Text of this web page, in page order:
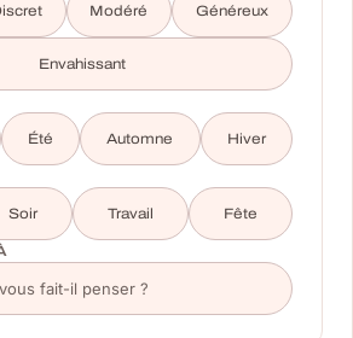
Modéré Généreux
Envahissant
Été Automne Hiver
Soir Travail Fête